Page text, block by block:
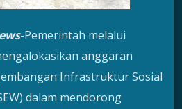
-Pemerintah melalui
anggaran
Infrastruktur Sosial
dalam mendorong